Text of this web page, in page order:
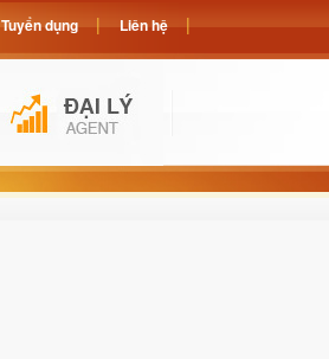
Tuyển dụng Liên hệ